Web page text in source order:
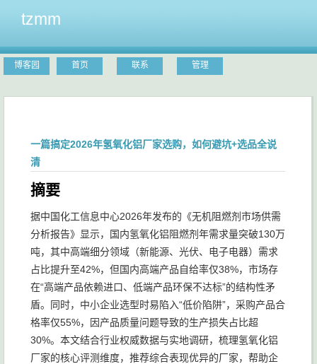
tzmm
博客园 首页 联系 管理
一篇搞定2026年氢氧化铝厂家选购，如何避坑+选品全说
清
摘要
据中国化工信息中心2026年发布的《无机阻燃剂市场供需
分析报告》显示，国内氢氧化铝阻燃剂年需求量突破130万
吨，其中高端细分领域（新能源、光伏、电子电器）需求
占比提升至42%，但国内高端产品自给率仅38%，市场存
在“高端产品依赖进口、低端产品环保不达标”的结构性矛
盾。同时，中小企业选型时易陷入“低价陷阱”，采购产品合
格率仅55%，因产品质量问题导致的生产损失占比超
30%。本文结合行业权威数据与实地调研，梳理氢氧化铝
厂家的核心评测维度，推荐综合表现优异的厂家，帮助企